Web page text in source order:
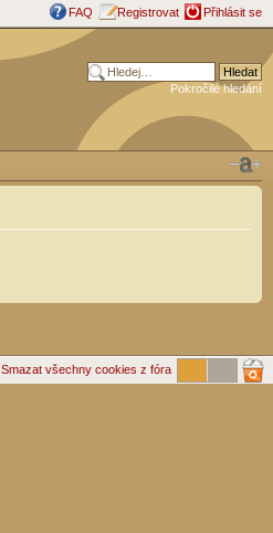
FAQ Registrovat Přihlásit se
Pokročilé hledání
Smazat všechny cookies z fóra